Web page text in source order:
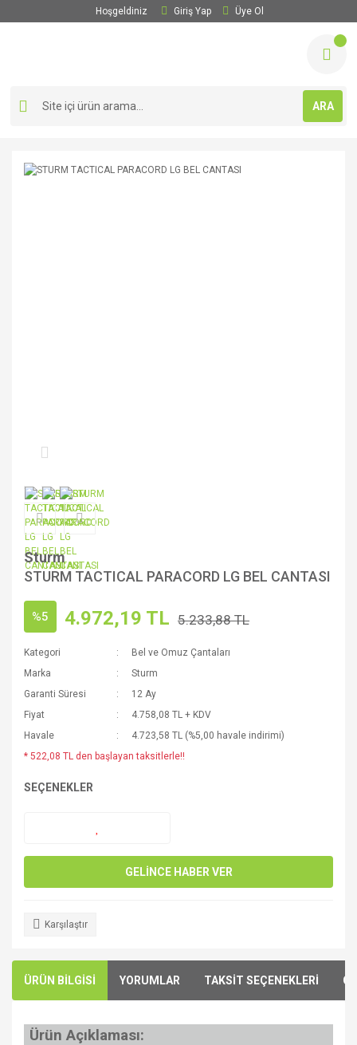
Hoşgeldiniz Giriş Yap Üye Ol
ARA
Sturm
STURM TACTICAL PARACORD LG BEL CANTASI
%5 4.972,19 TL 5.233,88 TL
Kategori
Bel ve Omuz Çantaları
Marka
Sturm
Garanti Süresi
12 Ay
Fiyat
4.758,08 TL + KDV
Havale
4.723,58 TL (%5,00 havale indirimi)
* 522,08 TL den başlayan taksitlerle!!
SEÇENEKLER
GELİNCE HABER VER
Karşılaştır
ÜRÜN BİLGİSİ YORUMLAR TAKSİT SEÇENEKLERİ
Ürün Açıklaması: